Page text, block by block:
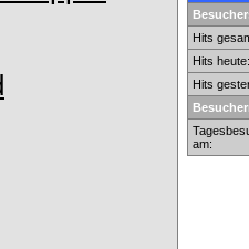
Hits
Hits heute:
Hits
am: